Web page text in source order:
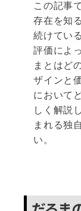
この記事
存在を知
続けてい
評価によ
まとはど
ザインと
において
しく解説
まれる独
い。